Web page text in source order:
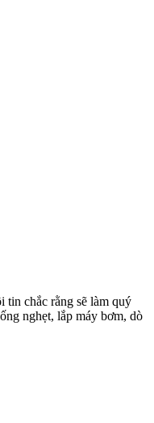
tin chắc rằng sẽ làm quý
nghẹt, lắp máy bơm, dò